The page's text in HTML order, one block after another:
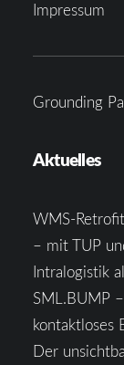
Impressum
Grounding
Aktuelles
WMS-
– mit TUP
Intralogistik
SML.BUMP
kontaktloses
Der